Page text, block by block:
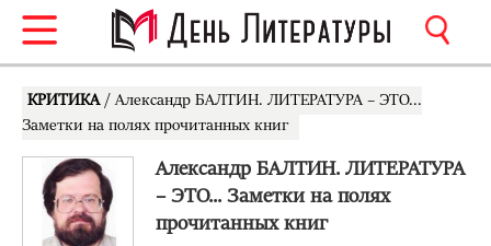
КРИТИКА / Александр БАЛТИН. ЛИТЕРАТУРА – ЭТО...
Заметки на полях прочитанных книг
Александр БАЛТИН. ЛИТЕРАТУРА
– ЭТО... Заметки на полях
прочитанных книг